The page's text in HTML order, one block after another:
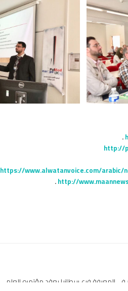
.
http://
https://www.alwatanvoice.com/arabic/
http://
.
المعرفة فرع بريطانيا يعقد مؤتمره العلمي